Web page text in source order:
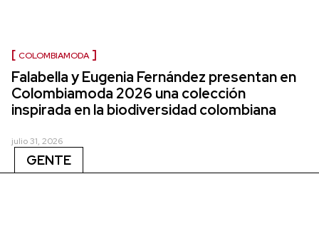
COLOMBIAMODA
Falabella y Eugenia Fernández presentan en
Colombiamoda 2026 una colección
inspirada en la biodiversidad colombiana
julio 31, 2026
GENTE